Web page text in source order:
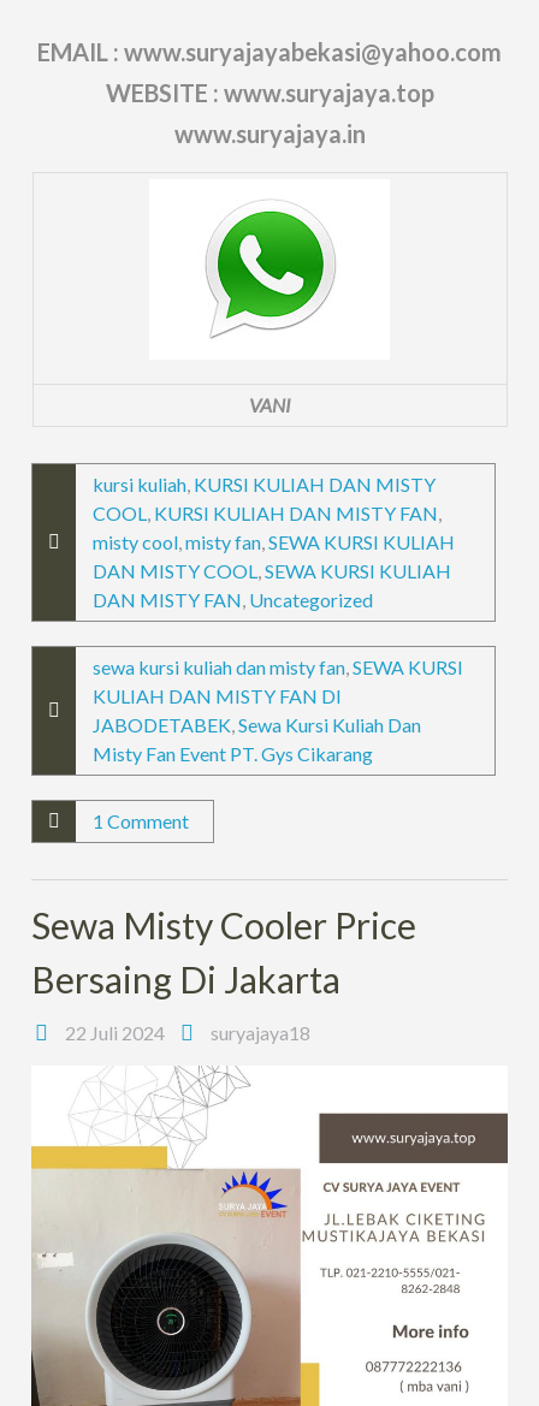
EMAIL : www.suryajayabekasi@yahoo.com
WEBSITE : www.suryajaya.top
www.suryajaya.in
VANI
kursi kuliah, KURSI KULIAH DAN MISTY
COOL, KURSI KULIAH DAN MISTY FAN,
misty cool,misty fan,SEWA KURSI KULIAH
DAN MISTY COOL,SEWA KURSI KULIAH
DAN MISTY FAN, Uncategorized
sewa kursi kuliah dan misty fan,SEWA KURSI
KULIAH DAN MISTY FAN DI
JABODETABEK,Sewa Kursi Kuliah Dan
Misty Fan Event PT. Gys Cikarang
1 Comment
Sewa Misty Cooler Price
Bersaing Di Jakarta
22 Juli 2024 suryajaya18